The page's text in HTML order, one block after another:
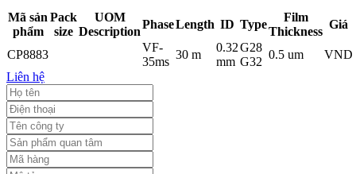
Mã sản
phẩm
Pack
size
UOM
Description
PhaseLength ID Type
Film
Thickness
Giá
CP8883
VF-
35ms
30 m
0.32
mm
G28
G32
0.5 um
VND
Liên hệ